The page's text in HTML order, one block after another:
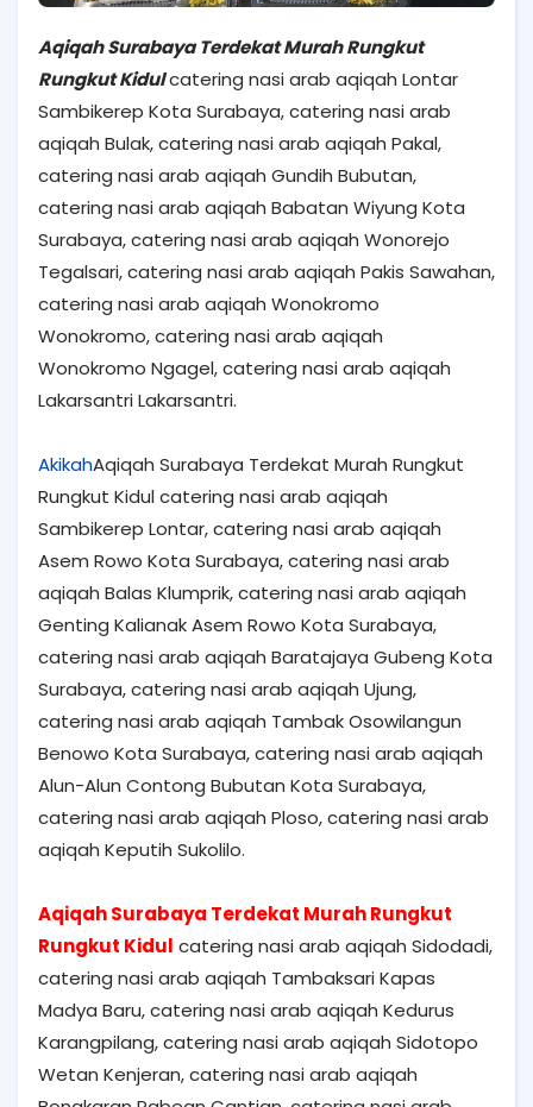
Aqiqah Surabaya Terdekat Murah Rungkut
Rungkut Kidulcatering nasi arab aqiqah Lontar
Sambikerep Kota Surabaya, catering nasi arab
aqiqah Bulak, catering nasi arab aqiqah Pakal,
catering nasi arab aqiqah Gundih Bubutan,
catering nasi arab aqiqah Babatan Wiyung Kota
Surabaya, catering nasi arab aqiqah Wonorejo
Tegalsari, catering nasi arab aqiqah Pakis Sawahan,
catering nasi arab aqiqah Wonokromo
Wonokromo, catering nasi arab aqiqah
Wonokromo Ngagel, catering nasi arab aqiqah
Lakarsantri Lakarsantri.
AkikahAqiqah Surabaya Terdekat Murah Rungkut
Rungkut Kidul catering nasi arab aqiqah
Sambikerep Lontar, catering nasi arab aqiqah
Asem Rowo Kota Surabaya, catering nasi arab
aqiqah Balas Klumprik, catering nasi arab aqiqah
Genting Kalianak Asem Rowo Kota Surabaya,
catering nasi arab aqiqah Baratajaya Gubeng Kota
Surabaya, catering nasi arab aqiqah Ujung,
catering nasi arab aqiqah Tambak Osowilangun
Benowo Kota Surabaya, catering nasi arab aqiqah
Alun-Alun Contong Bubutan Kota Surabaya,
catering nasi arab aqiqah Ploso, catering nasi arab
aqiqah Keputih Sukolilo.
Aqiqah Surabaya Terdekat Murah Rungkut
Rungkut Kidul catering nasi arab aqiqah Sidodadi,
catering nasi arab aqiqah Tambaksari Kapas
Madya Baru, catering nasi arab aqiqah Kedurus
Karangpilang, catering nasi arab aqiqah Sidotopo
Wetan Kenjeran, catering nasi arab aqiqah